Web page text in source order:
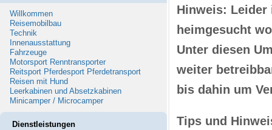
Willkommen
Reisemobilbau
Technik
Innenausstattung
Fahrzeuge
Motorsport Renntransporter
Reitsport Pferdesport Pferdetransport
Reisen mit Hund
Leerkabinen und Absetzkabinen
Minicamper / Microcamper
Dienstleistungen
Hinweis: Leider
heimgesucht
Unter diesen
weiter
bis dahin um
Tips und